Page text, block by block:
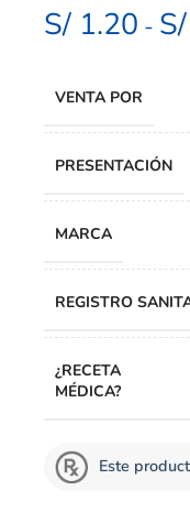
S/ 1.20 - S/
VENTA POR
PRESENTACIÓN
MARCA
REGISTRO
¿RECETA
MÉDICA?
Este